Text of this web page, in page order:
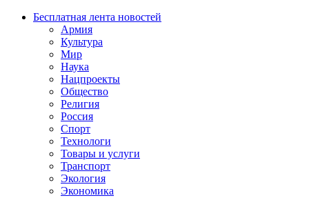
Бесплатная лента новостей
Армия
Культура
Мир
Наука
Нацпроекты
Общество
Религия
Россия
Спорт
Технологи
Товары и услуги
Транспорт
Экология
Экономика